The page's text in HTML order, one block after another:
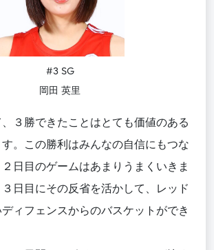
#3 SG
岡田 英里
３勝できたことはとても価値のある
。この勝利はみんなの自信にもつな
日目のゲームはあまりうまくいきま
日目にその反省を活かして、レッド
ィフェンスからのバスケットができ